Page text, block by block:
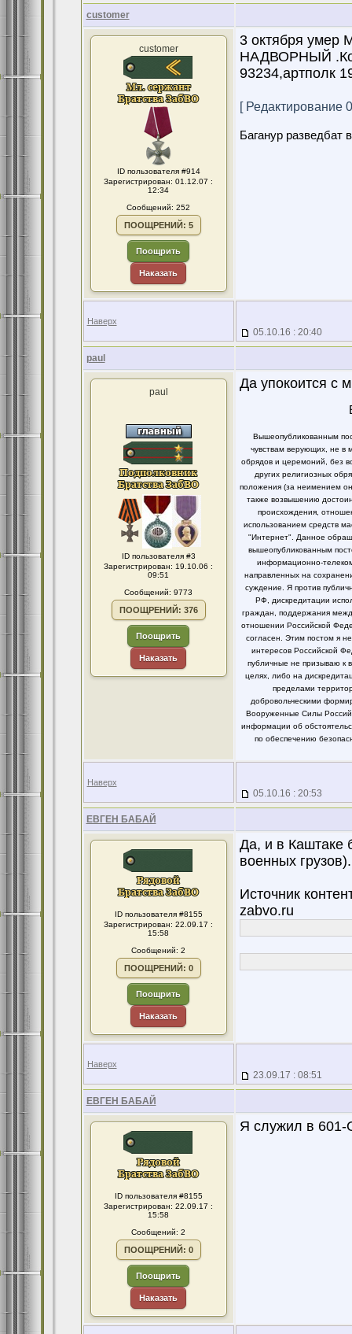
customer
customer
ID пользователя #914
Зарегистрирован: 01.12.07 :
12:34
Сообщений: 252
ПООЩРЕНИЙ: 5
Поощрить
Наказать
3 октября
НАДВОРНЫЙ
93234,артполк
[ Редактирование
Баганур разведбат
Наверх
05.10.16 : 20:40
paul
paul
ID пользователя #3
Зарегистрирован: 19.10.06 :
09:51
Сообщений: 9773
ПООЩРЕНИЙ: 376
Поощрить
Наказать
Да упокоится с
Вышеопубликованным
чувствам верующих, не в
обрядов и церемоний, без
других религиозных
положения (за неимением
также возвышению
происхождения,
использованием средств
"Интернет". Данное
вышеопубликованным
информационно-
направленных на
суждение. Я против
РФ, дискредитации
граждан, поддержания
отношении Российской
согласен. Этим постом я
интересов Российской
публичные не призываю к
целях, либо на
пределами
добровольческими
Вооруженные Силы
информации об
по обеспечению
Наверх
05.10.16 : 20:53
ЕВГЕН БАБАЙ
ID пользователя #8155
Зарегистрирован: 22.09.17 :
15:58
Сообщений: 2
ПООЩРЕНИЙ: 0
Поощрить
Наказать
Да, и в Каштаке
военных грузов).
Источник
zabvo.ru
Наверх
23.09.17 : 08:51
ЕВГЕН БАБАЙ
ID пользователя #8155
Зарегистрирован: 22.09.17 :
15:58
Сообщений: 2
ПООЩРЕНИЙ: 0
Поощрить
Наказать
Я служил в 601-